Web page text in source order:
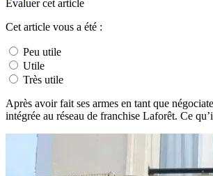
Evaluer cet article
Cet article vous a été :
Peu utile
Utile
Très utile
Après avoir fait ses armes en tant que
intégrée au réseau de franchise Laforêt. Ce